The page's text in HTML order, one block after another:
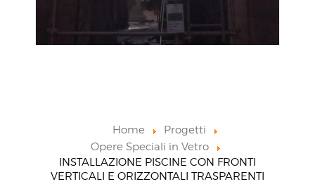
Home
Progetti
Opere Speciali in Vetro
INSTALLAZIONE PISCINE CON FRONTI
VERTICALI E ORIZZONTALI TRASPARENTI